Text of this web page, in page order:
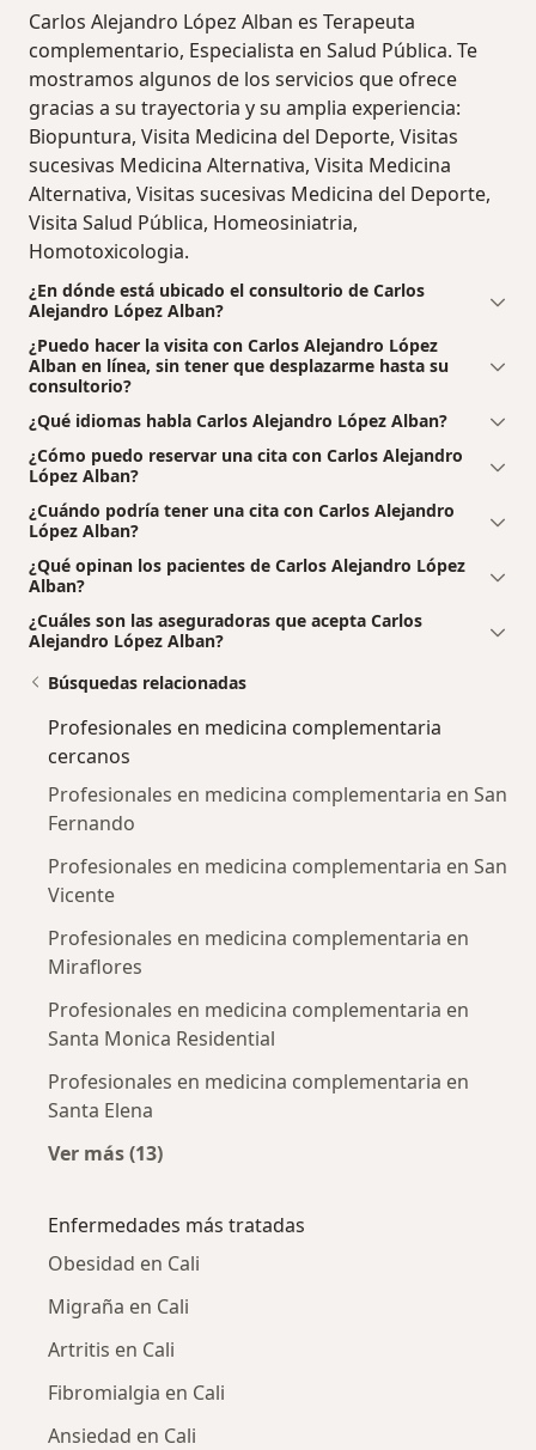
Carlos Alejandro López Alban es Terapeuta
complementario, Especialista en Salud Pública. Te
mostramos algunos de los servicios que ofrece
gracias a su trayectoria y su amplia experiencia:
Biopuntura, Visita Medicina del Deporte, Visitas
sucesivas Medicina Alternativa, Visita Medicina
Alternativa, Visitas sucesivas Medicina del Deporte,
Visita Salud Pública, Homeosiniatria,
Homotoxicologia.
¿En dónde está ubicado el consultorio de Carlos
Alejandro López Alban?
¿Puedo hacer la visita con Carlos Alejandro López
Alban en línea, sin tener que desplazarme hasta su
consultorio?
¿Qué idiomas habla Carlos Alejandro López Alban?
¿Cómo puedo reservar una cita con Carlos Alejandro
López Alban?
¿Cuándo podría tener una cita con Carlos Alejandro
López Alban?
¿Qué opinan los pacientes de Carlos Alejandro López
Alban?
¿Cuáles son las aseguradoras que acepta Carlos
Alejandro López Alban?
Búsquedas relacionadas
Profesionales en medicina complementaria
cercanos
Profesionales en medicina complementaria en San
Fernando
Profesionales en medicina complementaria en San
Vicente
Profesionales en medicina complementaria en
Miraflores
Profesionales en medicina complementaria en
Santa Monica Residential
Profesionales en medicina complementaria en
Santa Elena
Ver más (13)
Enfermedades más tratadas
Obesidad en Cali
Migraña en Cali
Artritis en Cali
Fibromialgia en Cali
Ansiedad en Cali